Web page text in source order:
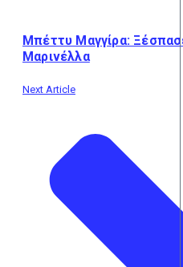
Μπέττυ Μαγγίρα:
Μαρινέλλα
Next Article